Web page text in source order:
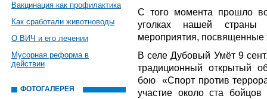
Вакцинация как профилактика
Как сработали животноводы
О ВИЧ и его лечении
Мусорная реформа в
действии
ФОТОГАЛЕРЕЯ
С того момента прошло
уголках нашей страны
мероприятия, посвященные
В селе Дубовый Умёт 9
традиционный открытый
бою «Спорт против
участие около ста